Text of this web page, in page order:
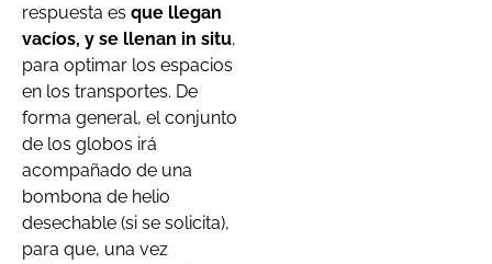
respuesta es que llegan
vacíos, y se llenan in situ,
para optimar los espacios
en los transportes. De
forma general, el conjunto
de los globos irá
acompañado de una
bombona de helio
desechable (si se solicita),
para que, una vez